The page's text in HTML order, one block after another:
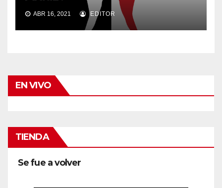
ABR 16, 2021 EDITOR
EN VIVO
TIENDA
Se fue a volver